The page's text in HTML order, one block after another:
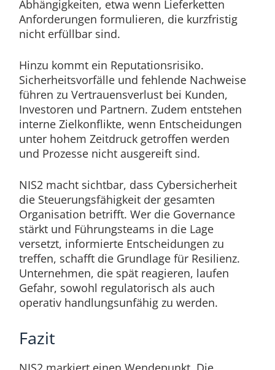
Abhängigkeiten, etwa wenn Lieferketten
Anforderungen formulieren, die kurzfristig
nicht erfüllbar sind.
Hinzu kommt ein Reputationsrisiko.
Sicherheitsvorfälle und fehlende Nachweise
führen zu Vertrauensverlust bei Kunden,
Investoren und Partnern. Zudem entstehen
interne Zielkonflikte, wenn Entscheidungen
unter hohem Zeitdruck getroffen werden
und Prozesse nicht ausgereift sind.
NIS2 macht sichtbar, dass Cybersicherheit
die Steuerungsfähigkeit der gesamten
Organisation betrifft. Wer die Governance
stärkt und Führungsteams in die Lage
versetzt, informierte Entscheidungen zu
treffen, schafft die Grundlage für Resilienz.
Unternehmen, die spät reagieren, laufen
Gefahr, sowohl regulatorisch als auch
operativ handlungsunfähig zu werden.
Fazit